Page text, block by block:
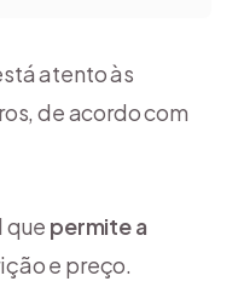
atento às
de acordo com
que permite a
e preço.